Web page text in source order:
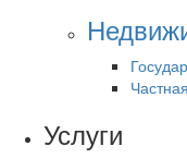
Частная
Услуги